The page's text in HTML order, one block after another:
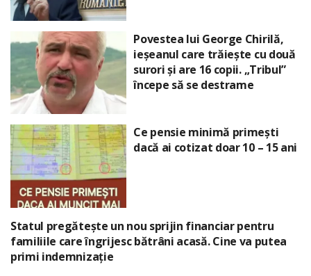
Povestea lui George Chirilă,
ieșeanul care trăiește cu două
surori și are 16 copii. „Tribul”
începe să se destrame
Ce pensie minimă primești
dacă ai cotizat doar 10 – 15 ani
Statul pregătește un nou sprijin financiar pentru
familiile care îngrijesc bătrâni acasă. Cine va putea
primi indemnizație